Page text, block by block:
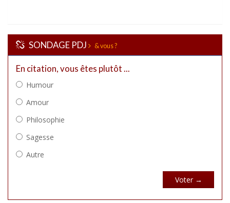
SONDAGE PDJ & vous ?